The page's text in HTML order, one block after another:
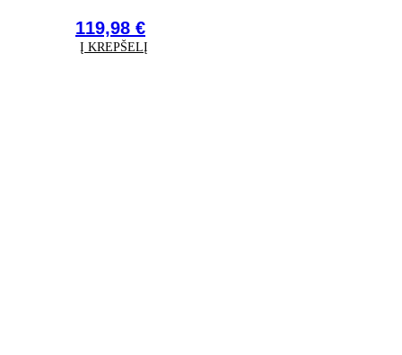
119,98 €
Į KREPŠELĮ